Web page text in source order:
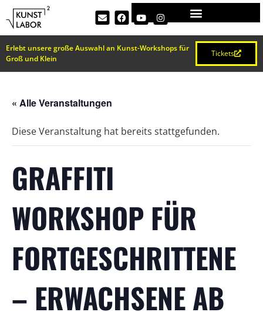
Erlebt unsere große Auswahl an Kunst-Workshops für
Groß und Klein
Tickets
« Alle Veranstaltungen
Diese Veranstaltung hat bereits stattgefunden.
GRAFFITI
WORKSHOP FÜR
FORTGESCHRITTENE
– ERWACHSENE AB